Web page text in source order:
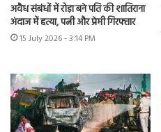
अवैध संबंधों में रोड़ा बने पति की शातिराना
अंदाज में हत्या, पत्नी और प्रेमी गिरफ्तार
15 July 2026 - 3:14 PM